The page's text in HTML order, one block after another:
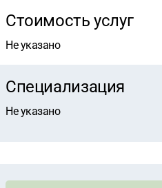
Стоимость услуг
Не указано
Специализация
Не указано